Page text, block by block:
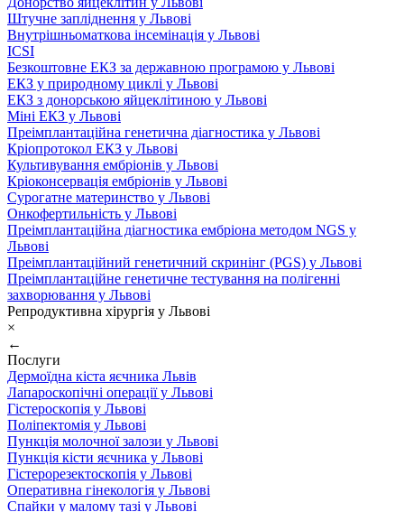
Штучне запліднення у Львові
Внутрішньоматкова інсемінація у Львові
ICSI
Безкоштовне ЕКЗ за державною програмою у Львові
ЕКЗ у природному циклі у Львові
ЕКЗ з донорською яйцеклітиною у Львові
Міні ЕКЗ у Львові
Преімплантаційна генетична діагностика у Львові
Кріопротокол ЕКЗ у Львові
Культивування ембріонів у Львові
Кріоконсервація ембріонів у Львові
Сурогатне материнство у Львові
Онкофертильність у Львові
Преімплантаційна діагностика ембріона методом NGS у
Львові
Преімплантаційний генетичний скринінг (PGS) у Львові
Преімплантаційне генетичне тестування на полігенні
захворювання у Львові
Репродуктивна хірургія у Львові
×
←
Послуги
Дермоїдна кіста яєчника Львів
Лапароскопічні операції у Львові
Гістероскопія у Львові
Поліпектомія у Львові
Пункція молочної залози у Львові
Пункція кісти яєчника у Львові
Гістерорезектоскопія у Львові
Оперативна гінекологія у Львові
Спайки у малому тазі у Львові